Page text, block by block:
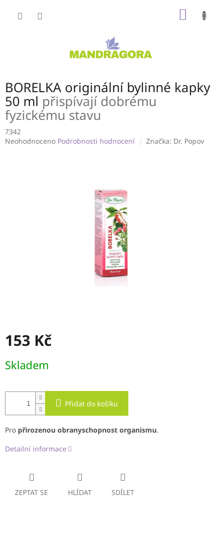
BORELKA originální bylinné kapky
50 ml přispívají dobrému
fyzickému stavu
7342
Průměrné
Neohodnoceno Podrobnosti hodnocení Značka: Dr. Popov
153 Kč
cena:
Skladem
Přidat do košíku
Pro přirozenou obranyschopnost organismu.
Detailní informace
ZEPTAT SE HLÍDAT SDÍLET